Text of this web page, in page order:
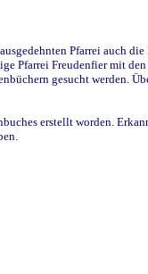
Pfarrei auch
Pfarrei Freudenfier mit
gesucht werden.
erstellt worden.